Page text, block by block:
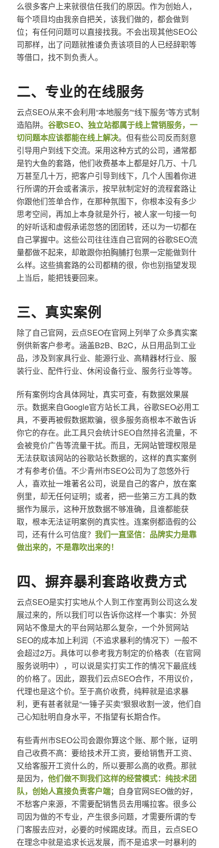
么很多客户上来就很信任我们的原因。作为创始人，
每个项目均由我亲自把关，该我们做的，都会做到
位；有任何问题可以直接找我。不会出现其他SEO公
司那样，出了问题就推诿负责该项目的人已经辞职等
等借口，找不到负责人。
二、专业的在线服务
云点SEO从来不会利用“本地服务”“线下服务”等方式制
造陷阱。 谷歌SEO、独立站都属于线上营销服务，一
切问题本应该都能在线上解决。但有些公司反而刻意
引导用户到线下交流。采用这种方式的公司，通常都
是钓大鱼的套路，他们收费基本上都是好几万、十几
万甚至几十万，把客户引导到线下，几个人围着你进
行所谓的开会或者演示，按早就制定好的流程套路让
你跟他们签单合作，在那种氛围下，你根本没有多少
思考空间，再加上本身就是外行，被人家一句接一句
的好听话和虚假承诺忽悠的团团转，还以为一切都在
自己掌握中。这些公司往往连自己官网的谷歌SEO流
量都做不起来，却敢跟你拍胸脯打包票一定能做到什
么样。这些搞套路的公司都精的很，你也别指望发现
上当后，能把钱要回来。
三、真实案例
除了自己官网，云点SEO在官网上列举了众多真实案
例供新客户参考。涵盖B2B、B2C，从日用品到工业
品，涉及到家具行业、能源行业、高精器材行业、服
装行业、配件行业、休闲设备行业、服务行业等等。
所有案例均含具体网址，真实可查，有数据效果展
示。数据来自Google官方站长工具，谷歌SEO必用工
具，不要再被假数据欺骗，很多服务商根本不敢告诉
你它的存在。此工具只会统计SEO自然排名流量，不
会被竞价广告等流量干扰。而且，无网站管理权限是
无法获取该网站的谷歌站长数据的，这样的真实案例
才有参考价值。不少青州市SEO公司为了忽悠外行
人，喜欢扯一堆著名公司，说是自己的客户，放在案
例里，却无任何证明；或者，把一些第三方工具的数
据作为展示，这种开放数据不够准确，且谁都能获
取，根本无法证明案例的真实性。连案例都造假的公
司，还有什么可信度？ 我们一直坚信：品牌实力是靠
做出来的，不是靠吹出来的！
四、摒弃暴利套路收费方式
云点SEO是实打实地从个人到工作室再到公司这么发
展过来的，所以我们可以告诉你这样一个事实：外贸
网站不像是大的平台网站那么复杂，一个外贸网站
SEO的成本加上利润（不追求暴利的情况下）一般不
会超过2万。具体可以参考我方制定的价格表（在官网
服务说明中），可以说是实打实工作的情况下最底线
的价格了。因此，跟我们云点SEO合作，不用议价，
代理也是这个价。至于高价收费，纯粹就是追求暴
利，更有甚者就是“一锤子买卖”狠狠收割一波，他们自
己心知肚明自身水平，不指望有长期合作。
有些青州市SEO公司会跟你算这个账、那个账，证明
自己收费不高：要给技术开工资，要给销售开工资、
又给客服开工资什么的，所以要那么高的收费。那就
是因为， 他们做不到我们这样的经营模式：纯技术团
队，创始人直接负责客户端；自身官网SEO做的好，
不愁客户来源，不需要配销售员去用嘴拉客。很多公
司因为做的不专业，产生很多问题，才需要所谓的专
门客服去应对，必要的时候踢皮球。而且，云点SEO
在理念中就是追求长远发展，而不是追求一时暴利的